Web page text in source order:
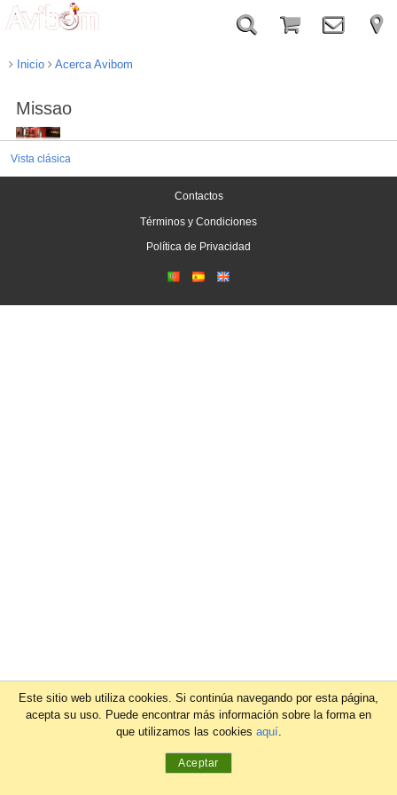
Inicio Acerca Avibom
Missao
Vista clásica
Contactos
Términos y Condiciones
Política de Privacidad
Este sitio web utiliza cookies. Si continúa navegando por esta página,
acepta su uso. Puede encontrar más información sobre la forma en
que utilizamos las cookies aquí.
Aceptar